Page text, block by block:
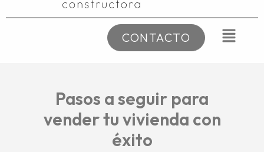
CONTACTO
Pasos a seguir para
vender tu vivienda con
éxito